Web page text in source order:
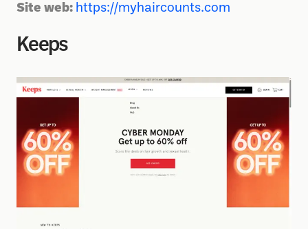
Site web: https://myhaircounts.com
Keeps